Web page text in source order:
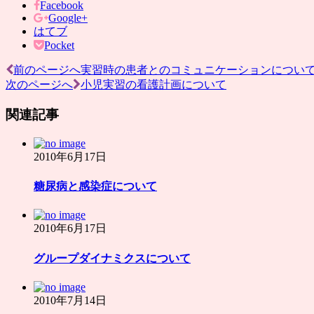
Facebook
Google+
はてブ
Pocket
投
稿
ナ
前のページへ実習時の患者とのコミュニケーションについ
次のページへ
小児実習の看護計画について
関連記事
2010年6月17日
糖尿病と感染症について
2010年6月17日
グループダイナミクスについて
2010年7月14日